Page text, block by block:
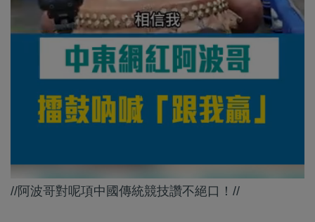
//阿波哥對呢項中國傳統競技讚不絕口！//